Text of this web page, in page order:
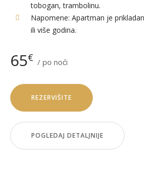
tobogan, trambolinu.
Napomene: Apartman je
ili više godina.
65€ po noći
REZERVIŠITE
POGLEDAJ DETALJNIJE